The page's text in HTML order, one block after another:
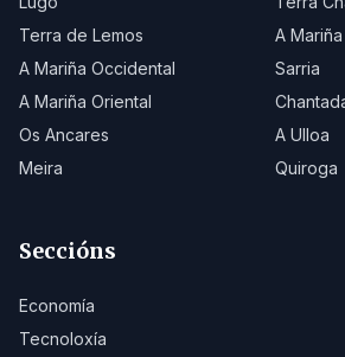
Terra de Lemos
A
A Mariña Occidental
Sarria
A Mariña Oriental
Os Ancares
A Ulloa
Meira
Quiroga
Seccións
Economía
Tecnoloxía